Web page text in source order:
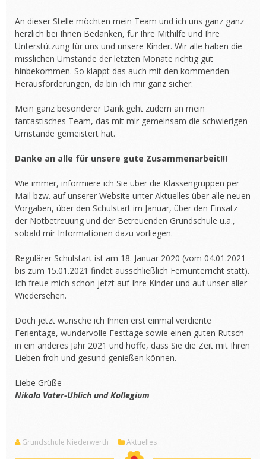
An dieser Stelle möchten mein Team und ich uns ganz ganz
herzlich bei Ihnen Bedanken, für Ihre Mithilfe und Ihre
Unterstützung für uns und unsere Kinder. Wir alle haben die
misslichen Umstände der letzten Monate richtig gut
hinbekommen. So klappt das auch mit den kommenden
Herausforderungen, da bin ich mir ganz sicher.
Mein ganz besonderer Dank geht zudem an mein
fantastisches Team, das mit mir gemeinsam die schwierigen
Umstände gemeistert hat.
Danke an alle für unsere gute Zusammenarbeit!!!
Wie immer, informiere ich Sie über die Klassengruppen per
Mail bzw. auf unserer Website unter Aktuelles über alle neuen
Vorgaben, über den Schulstart im Januar, über den Einsatz
der Notbetreuung und der Betreuenden Grundschule u.a.,
sobald mir Informationen dazu vorliegen.
Regulärer Schulstart ist am 18. Januar 2020 (vom 04.01.2021
bis zum 15.01.2021 findet ausschließlich Fernunterricht statt).
Ich freue mich schon jetzt auf Ihre Kinder und auf unser aller
Wiedersehen.
Doch jetzt wünsche ich Ihnen erst einmal verdiente
Ferientage, wundervolle Festtage sowie einen guten Rutsch
in ein anderes Jahr 2021 und hoffe, dass Sie die Zeit mit Ihren
Lieben froh und gesund genießen können.
Liebe Grüße
Nikola Vater-Uhlich und Kollegium
Grundschule Niederwerth Aktuelles